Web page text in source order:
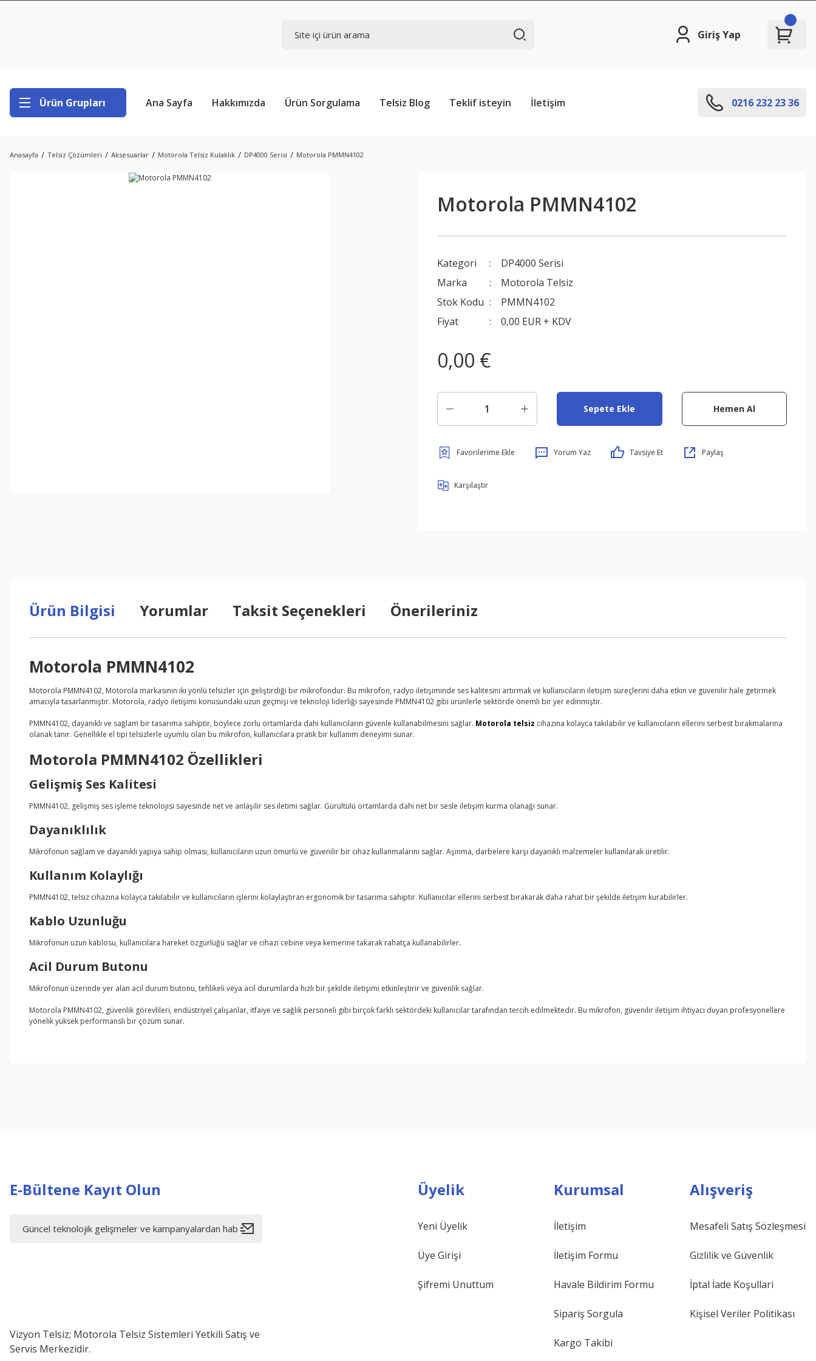
Giriş Yap
Ürün Grupları Ana Sayfa Hakkımızda Ürün Sorgulama Telsiz Blog Teklif isteyin İletişim 0216 232 23 36
Anasayfa Telsiz Çözümleri Aksesuarlar Motorola Telsiz Kulaklık DP4000 Serisi Motorola PMMN4102
Motorola PMMN4102
Kategori
DP4000 Serisi
Marka
Motorola Telsiz
Stok Kodu
PMMN4102
Fiyat
0,00 EUR + KDV
0,00 €
Sepete Ekle Hemen Al
Yorum Yaz Tavsiye Et Paylaş
Karşılaştır
Ürün Bilgisi Yorumlar Taksit Seçenekleri Önerileriniz
Motorola PMMN4102
Motorola PMMN4102, Motorola markasının iki yönlü telsizler için geliştirdiği bir mikrofondur. Bu mikrofon, radyo iletişiminde ses kalitesini artırmak ve kullanıcıların iletişim süreçlerini daha etkin ve güvenilir hale getirmek
amacıyla tasarlanmıştır. Motorola, radyo iletişimi konusundaki uzun geçmişi ve teknoloji liderliği sayesinde PMMN4102 gibi ürünlerle sektörde önemli bir yer edinmiştir.
PMMN4102, dayanıklı ve sağlam bir tasarıma sahiptir, böylece zorlu ortamlarda dahi kullanıcıların güvenle kullanabilmesini sağlar. Motorola telsiz cihazına kolayca takılabilir ve kullanıcıların ellerini serbest bırakmalarına
olanak tanır. Genellikle el tipi telsizlerle uyumlu olan bu mikrofon, kullanıcılara pratik bir kullanım deneyimi sunar.
Motorola PMMN4102 Özellikleri
Gelişmiş Ses Kalitesi
PMMN4102, gelişmiş ses işleme teknolojisi sayesinde net ve anlaşılır ses iletimi sağlar. Gürültülü ortamlarda dahi net bir sesle iletişim kurma olanağı sunar.
Dayanıklılık
Mikrofonun sağlam ve dayanıklı yapıya sahip olması, kullanıcıların uzun ömürlü ve güvenilir bir cihaz kullanmalarını sağlar. Aşınma, darbelere karşı dayanıklı malzemeler kullanılarak üretilir.
Kullanım Kolaylığı
PMMN4102, telsiz cihazına kolayca takılabilir ve kullanıcıların işlerini kolaylaştıran ergonomik bir tasarıma sahiptir. Kullanıcılar ellerini serbest bırakarak daha rahat bir şekilde iletişim kurabilirler.
Kablo Uzunluğu
Mikrofonun uzun kablosu, kullanıcılara hareket özgürlüğü sağlar ve cihazı cebine veya kemerine takarak rahatça kullanabilirler.
Acil Durum Butonu
Mikrofonun üzerinde yer alan acil durum butonu, tehlikeli veya acil durumlarda hızlı bir şekilde iletişimi etkinleştirir ve güvenlik sağlar.
Motorola PMMN4102, güvenlik görevlileri, endüstriyel çalışanlar, itfaiye ve sağlık personeli gibi birçok farklı sektördeki kullanıcılar tarafından tercih edilmektedir. Bu mikrofon, güvenilir iletişim ihtiyacı duyan profesyonellere
yönelik yüksek performanslı bir çözüm sunar.
E-Bültene Kayıt Olun
Vizyon Telsiz; Motorola Telsiz Sistemleri Yetkili Satış ve
Servis Merkezidir.
Üyelik
Yeni Üyelik
Üye Girişi
Şifremi Unuttum
Kurumsal
İletişim
İletişim Formu
Havale Bildirim Formu
Sipariş Sorgula
Kargo Takibi
Alışveriş
Mesafeli Satış Sözleşmesi
Gizlilik ve Güvenlik
İptal İade Koşullari
Kişisel Veriler Politikası